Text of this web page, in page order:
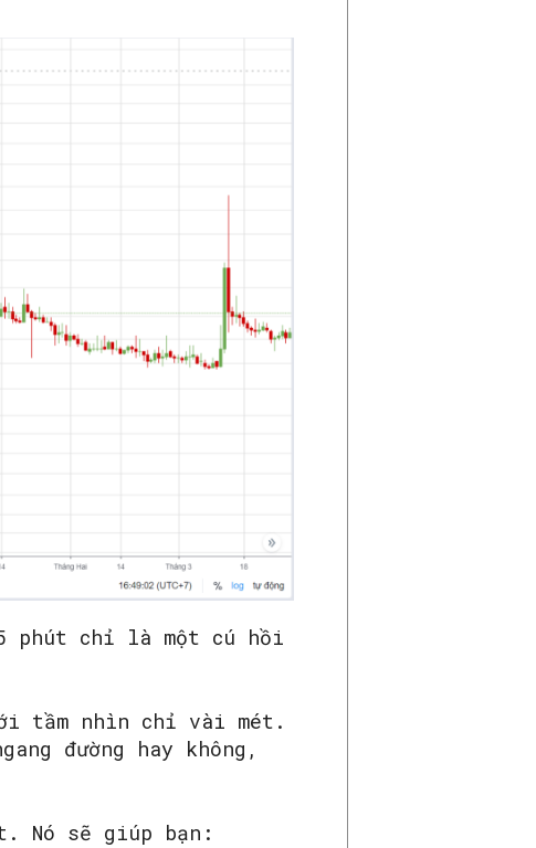
phút chỉ là một cú hồi
tầm nhìn chỉ vài mét.
đường hay không,
Nó sẽ giúp bạn: